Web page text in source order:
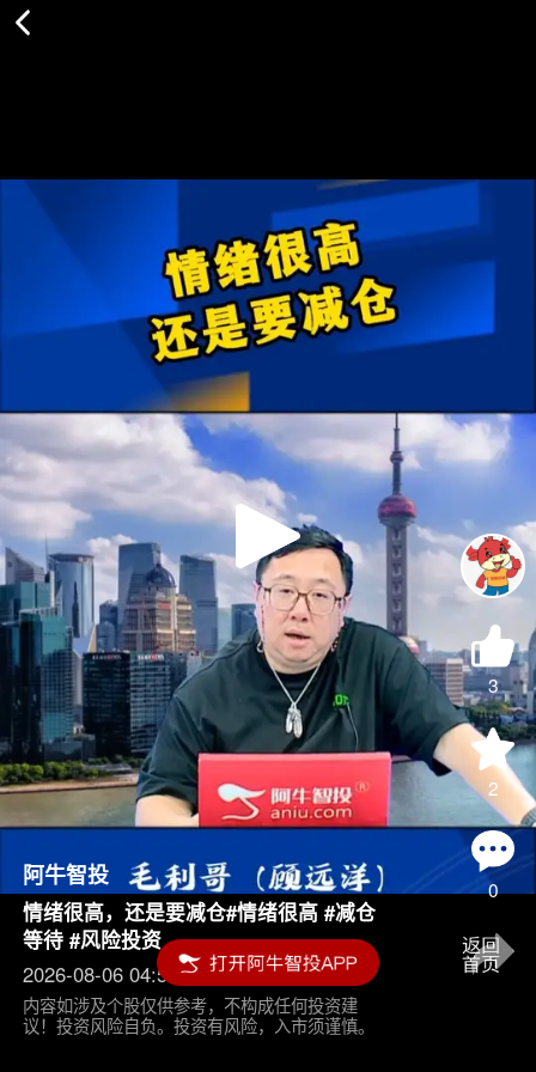
Play
Video
3
2
0
阿牛智投
情绪很高，还是要减仓#情绪很高 #减仓
等待 #风险投资
2026-08-06 04:55
内容如涉及个股仅供参考，不构成任何投资建
议！投资风险自负。投资有风险，入市须谨慎。